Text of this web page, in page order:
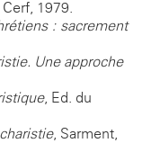
Cerf, 1979.
: sacrement
Une approche
, Ed. du
, Sarment,